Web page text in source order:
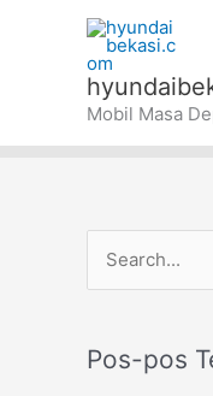
Mobil Masa
iPos-pos